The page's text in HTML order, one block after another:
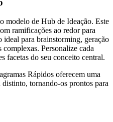
modelo de Hub de Ideação. Este
ramificações ao redor para
ideal para brainstorming, geração
Personalize cada
facetas do seu conceito central.
Rápidos oferecem uma
tornando-os prontos para